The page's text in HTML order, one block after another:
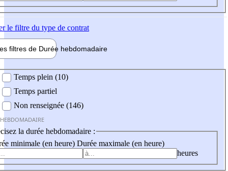
le filtre du type de contrat
filtres de Durée hebdomadaire
Temps plein (10)
Temps partiel
Non renseignée (146)
la durée hebdomadaire :
minimale (en heure) Durée maximale (en heure)
heures